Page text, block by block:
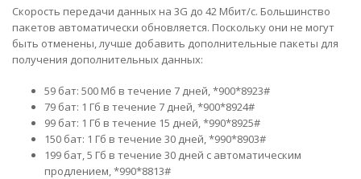
Скорость передачи данных на 3G до 42 Мбит/с. Большинство
пакетов автоматически обновляется. Поскольку они не могут
быть отменены, лучше добавить дополнительные пакеты для
получения дополнительных данных:
59 бат: 500 Мб в течение 7 дней, *900*8923#
79 бат: 1 Гб в течение 7 дней, *900*8924#
99 бат: 1 Гб в течение 15 дней, *990*8925#
150 бат: 1 Гб в течение 30 дней, *990*8903#
199 бат, 5 Гб в течение 30 дней с автоматическим
продлением, *990*8813#